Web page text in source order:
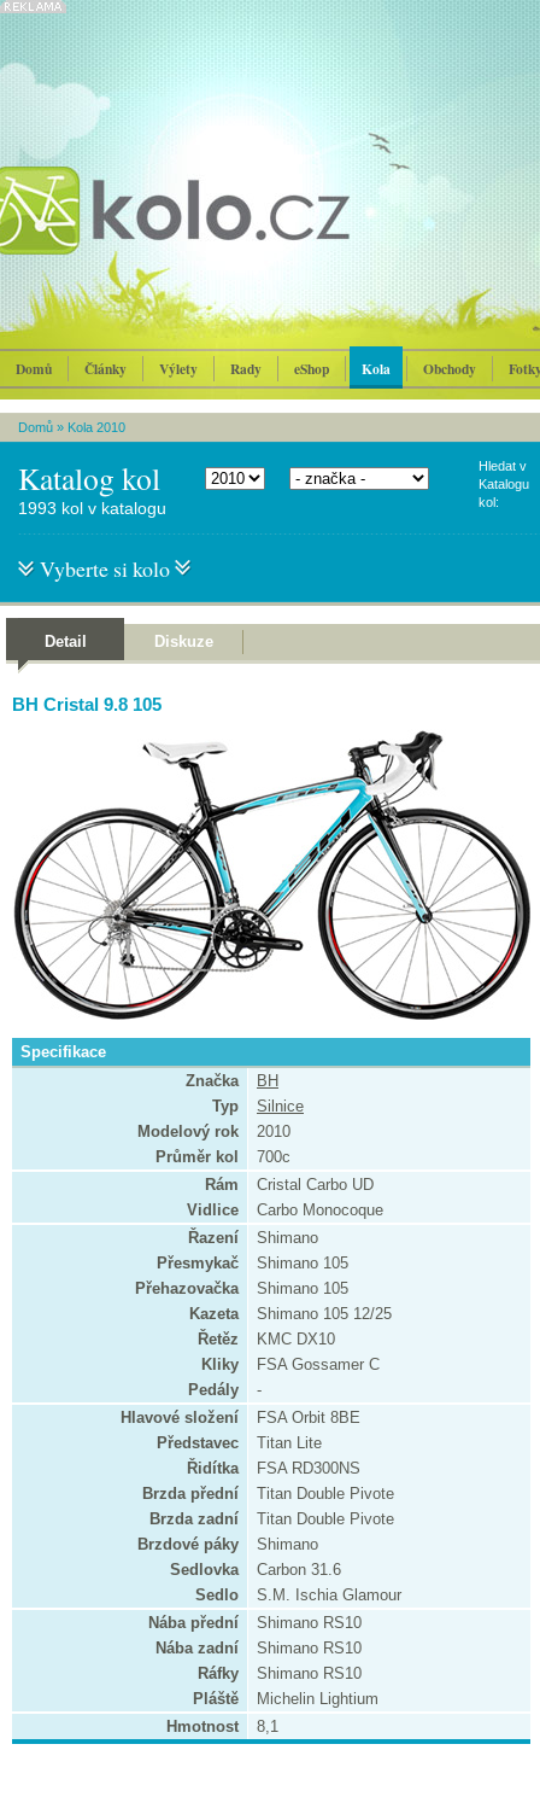
Domů Články Výlety Rady eShop Kola Obchody
Domů » Kola 2010
Katalog kol
Hledat v
Katalogu
kol:
1993 kol v katalogu
Vyberte si kolo
Detail Diskuze
BH Cristal 9.8 105
Specifikace
Značka
BH
Typ
Silnice
Modelový rok
2010
Průměr kol
700c
Rám
Cristal Carbo UD
Vidlice
Carbo Monocoque
Řazení
Shimano
Přesmykač
Shimano 105
Přehazovačka
Shimano 105
Kazeta
Shimano 105 12/25
Řetěz
KMC DX10
Kliky
FSA Gossamer C
Pedály
-
Hlavové složení
FSA Orbit 8BE
Představec
Titan Lite
Řidítka
FSA RD300NS
Brzda přední
Titan Double Pivote
Brzda zadní
Titan Double Pivote
Brzdové páky
Shimano
Sedlovka
Carbon 31.6
Sedlo
S.M. Ischia Glamour
Nába přední
Shimano RS10
Nába zadní
Shimano RS10
Ráfky
Shimano RS10
Pláště
Michelin Lightium
Hmotnost
8,1